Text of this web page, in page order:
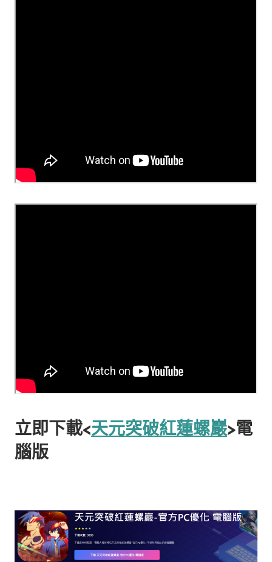
立即下載<天元突破紅蓮螺巖>電
腦版